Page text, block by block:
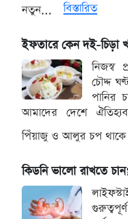
নতুন...
বিস্তারিত
ইফতারে কেন দই-চিড়া
নিজস্ব
চৌদ্দ
পানির
আমাদের দেশে
পিঁয়াজু ও আলুর চপ
কিডনি ভালো রাখতে